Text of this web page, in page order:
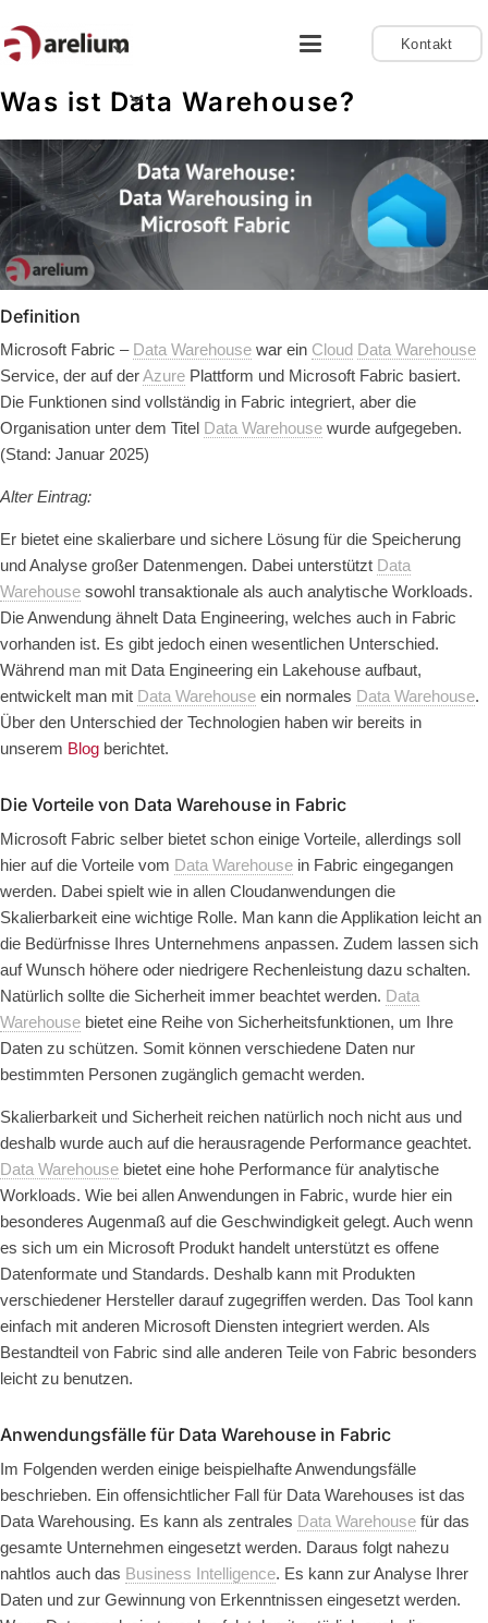
Kontakt
Was ist Data Warehouse?
Definition
Microsoft Fabric – Data Warehouse war ein Cloud Data Warehouse
Service, der auf derAzure Plattform und Microsoft Fabric basiert.
Die Funktionen sind vollständig in Fabric integriert, aber die
Organisation unter dem Titel Data Warehouse wurde aufgegeben.
(Stand: Januar 2025)
Alter Eintrag:
Er bietet eine skalierbare und sichere Lösung für die Speicherung
und Analyse großer Datenmengen. Dabei unterstützt Data
Warehouse sowohl transaktionale als auch analytische Workloads.
Die Anwendung ähnelt Data Engineering, welches auch in Fabric
vorhanden ist. Es gibt jedoch einen wesentlichen Unterschied.
Während man mit Data Engineering ein Lakehouse aufbaut,
entwickelt man mit Data Warehouse ein normales Data Warehouse.
Über den Unterschied der Technologien haben wir bereits in
unserem Blog berichtet.
Die Vorteile von Data Warehouse in Fabric
Microsoft Fabric selber bietet schon einige Vorteile, allerdings soll
hier auf die Vorteile vom Data Warehouse in Fabric eingegangen
werden. Dabei spielt wie in allen Cloudanwendungen die
Skalierbarkeit eine wichtige Rolle. Man kann die Applikation leicht an
die Bedürfnisse Ihres Unternehmens anpassen. Zudem lassen sich
auf Wunsch höhere oder niedrigere Rechenleistung dazu schalten.
Natürlich sollte die Sicherheit immer beachtet werden. Data
Warehouse bietet eine Reihe von Sicherheitsfunktionen, um Ihre
Daten zu schützen. Somit können verschiedene Daten nur
bestimmten Personen zugänglich gemacht werden.
Skalierbarkeit und Sicherheit reichen natürlich noch nicht aus und
deshalb wurde auch auf die herausragende Performance geachtet.
Data Warehouse bietet eine hohe Performance für analytische
Workloads. Wie bei allen Anwendungen in Fabric, wurde hier ein
besonderes Augenmaß auf die Geschwindigkeit gelegt. Auch wenn
es sich um ein Microsoft Produkt handelt unterstützt es offene
Datenformate und Standards. Deshalb kann mit Produkten
verschiedener Hersteller darauf zugegriffen werden. Das Tool kann
einfach mit anderen Microsoft Diensten integriert werden. Als
Bestandteil von Fabric sind alle anderen Teile von Fabric besonders
leicht zu benutzen.
Anwendungsfälle für Data Warehouse in Fabric
Im Folgenden werden einige beispielhafte Anwendungsfälle
beschrieben. Ein offensichtlicher Fall für Data Warehouses ist das
Data Warehousing. Es kann als zentrales Data Warehouse für das
gesamte Unternehmen eingesetzt werden. Daraus folgt nahezu
nahtlos auch das Business Intelligence. Es kann zur Analyse Ihrer
Daten und zur Gewinnung von Erkenntnissen eingesetzt werden.